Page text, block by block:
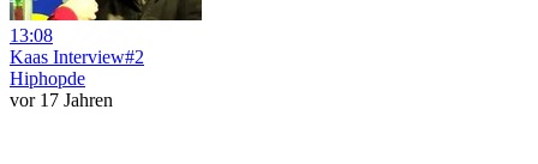
13:08
Kaas Interview#2
Hiphopde
vor 17 Jahren